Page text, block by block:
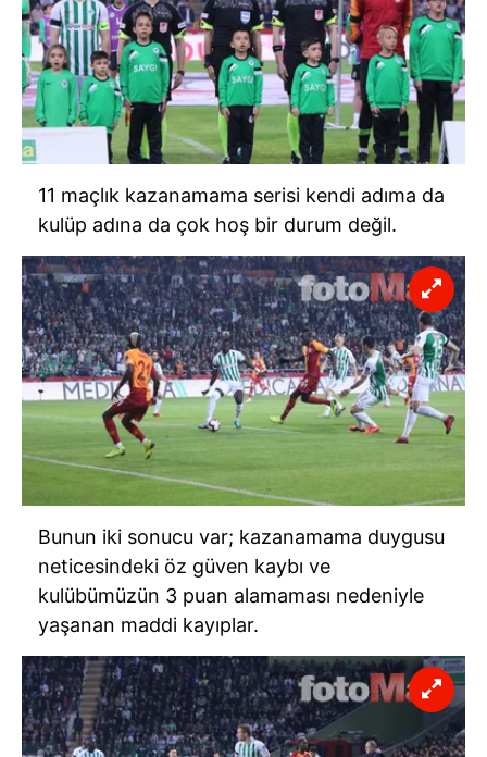
11 maçlık kazanamama serisi kendi adıma da
kulüp adına da çok hoş bir durum değil.
Bunun iki sonucu var; kazanamama duygusu
neticesindeki öz güven kaybı ve
kulübümüzün 3 puan alamaması nedeniyle
yaşanan maddi kayıplar.